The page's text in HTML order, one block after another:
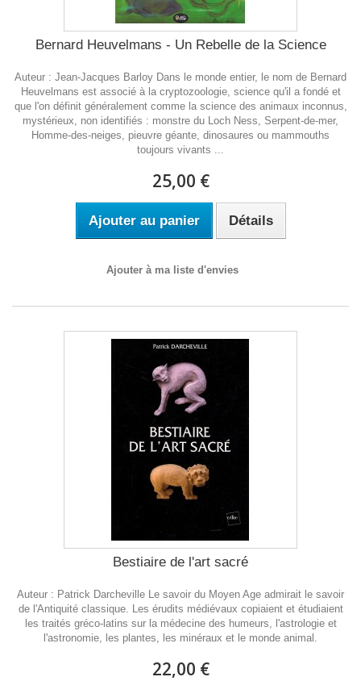
Bernard Heuvelmans - Un Rebelle de la Science
Auteur : Jean-Jacques Barloy Dans le monde entier, le nom de Bernard
Heuvelmans est associé à la cryptozoologie, science qu'il a fondé et
que l'on définit généralement comme la science des animaux inconnus,
mystérieux, non identifiés : monstre du Loch Ness, Serpent-de-mer,
Homme-des-neiges, pieuvre géante, dinosaures ou mammouths
toujours vivants ...
25,00 €
Ajouter au panier Détails
Ajouter à ma liste d'envies
Bestiaire de l'art sacré
Auteur : Patrick Darcheville Le savoir du Moyen Age admirait le savoir
de l'Antiquité classique. Les érudits médiévaux copiaient et étudiaient
les traités gréco-latins sur la médecine des humeurs, l'astrologie et
l'astronomie, les plantes, les minéraux et le monde animal.
22,00 €